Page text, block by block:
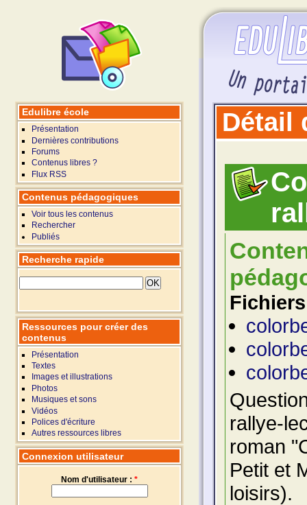
Détail
Fichiers
rallye-
roman
Petit et
loisirs).
Edulibre école
Présentation
Dernières contributions
Forums
Contenus libres ?
Flux RSS
Contenus pédagogiques
Voir tous les contenus
Rechercher
Publiés
Recherche rapide
Ressources pour créer des
contenus
Présentation
Textes
Images et illustrations
Photos
Musiques et sons
Vidéos
Polices d'écriture
Autres ressources libres
Connexion utilisateur
Nom d'utilisateur : *